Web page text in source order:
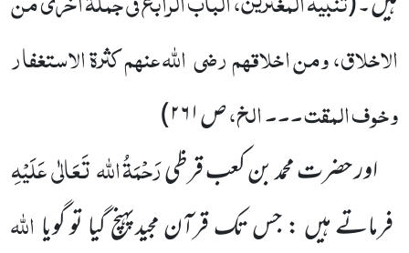
الاخلاق، ومن اخلاقہمرضیاللہ عنہمکثرۃ الاستغفار
وخوف المقت ۔۔۔ الخ،ص۲۶۱
)
اور حضرت محمد بن کعب قرظیرَحْمَۃُ اللہتَعَالٰیعَلَیْہِ
فرماتے ہیں : جس تک قرآن مجیدپہنچ گیا تو گویا اللہ